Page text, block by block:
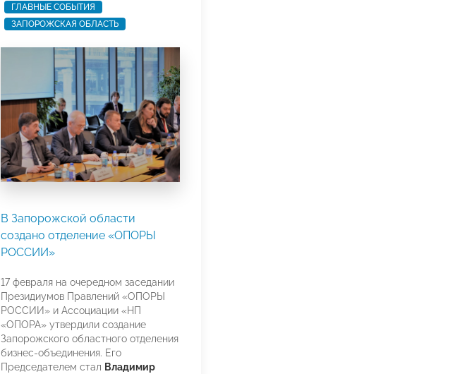
ГЛАВНЫЕ СОБЫТИЯ
ЗАПОРОЖСКАЯ ОБЛАСТЬ
В Запорожской области
создано отделение «ОПОРЫ
РОССИИ»
17 февраля на очередном заседании
Президиумов Правлений «ОПОРЫ
РОССИИ» и Ассоциации «НП
«ОПОРА» утвердили создание
Запорожского областного отделения
бизнес-объединения. Его
Председателем стал Владимир